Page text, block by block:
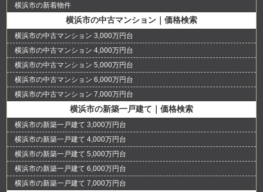
横浜市の新着物件
横浜市の中古マンション｜価格検索
横浜市の中古マンション 3,000万円台
横浜市の中古マンション 4,000万円台
横浜市の中古マンション 5,000万円台
横浜市の中古マンション 6,000万円台
横浜市の中古マンション 7,000万円台
横浜市の新築一戸建て｜価格検索
横浜市の新築一戸建て 3,000万円台
横浜市の新築一戸建て 4,000万円台
横浜市の新築一戸建て 5,000万円台
横浜市の新築一戸建て 6,000万円台
横浜市の新築一戸建て 7,000万円台